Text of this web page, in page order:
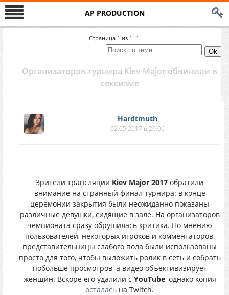
AP PRODUCTION
Страница 1 из 1 1
Организаторов турнира Kiev Major обвинили в
сексизме
Hardtmuth
02.05.2017 в 20:06
Зрители трансляции Kiev Major 2017 обратили
внимание на странный финал турнира: в конце
церемонии закрытия были неожиданно показаны
различные девушки, сидящие в зале. На организаторов
чемпионата сразу обрушилась критика. По мнению
пользователей, некоторых игроков и комментаторов,
представительницы слабого пола были использованы
просто для того, чтобы выложить ролик в сеть и собрать
побольше просмотров, а видео объективизирует
женщин. Вскоре его удалили с YouTube, однако копия
осталась на Twitch.